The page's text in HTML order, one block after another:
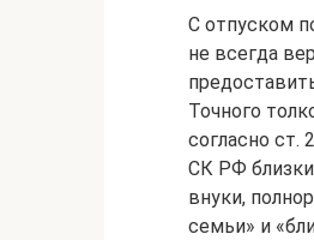
С отпуском
не всегда
Точного
согласно ст.
СК РФ
внуки,
семьи» и